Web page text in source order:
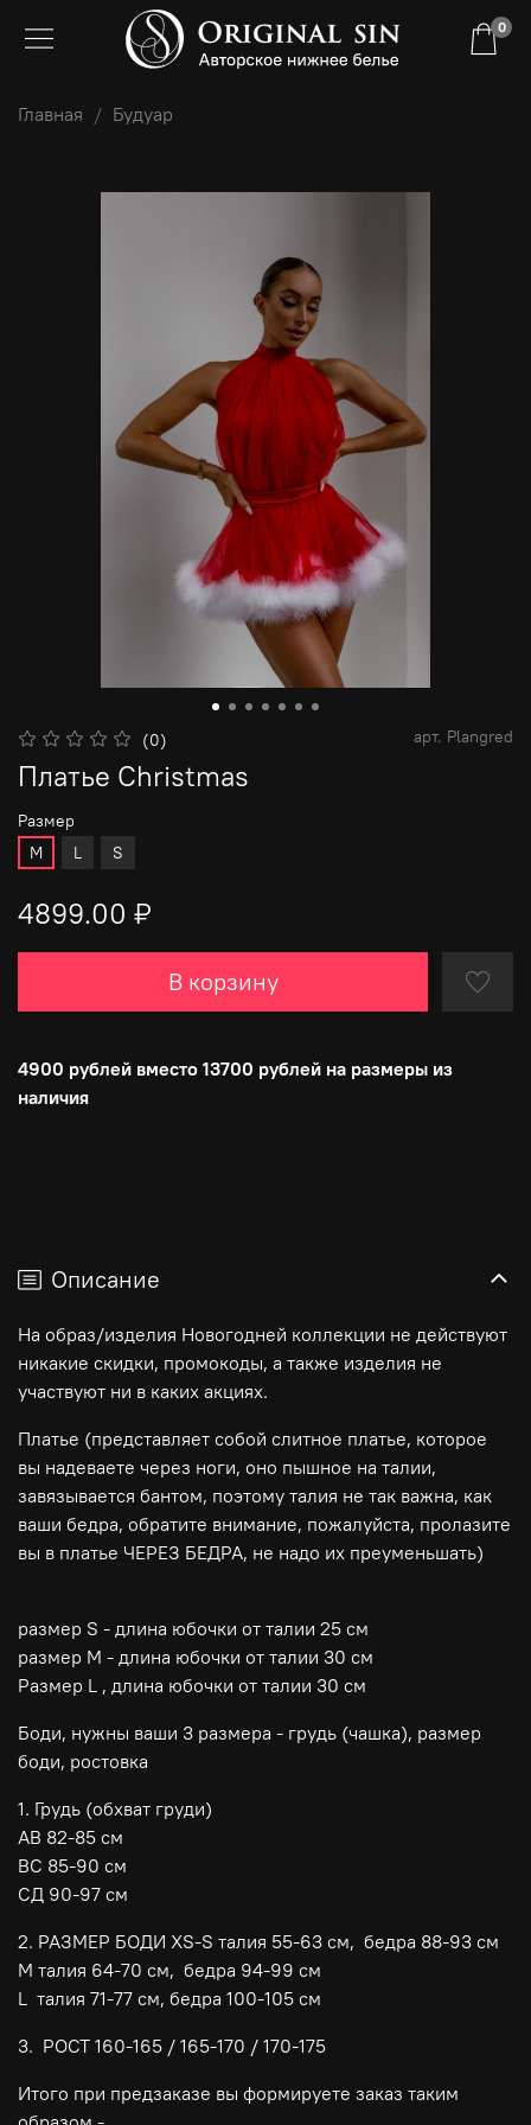
0
Главная Будуар
(0) арт. Plangred
Платье Christmas
Размер
M
L S
4899.00 ₽
В корзину
4900 рублей вместо 13700 рублей на размеры из
наличия
Описание
На образ/изделия Новогодней коллекции не действуют
никакие скидки, промокоды, а также изделия не
участвуют ни в каких акциях.
Платье (представляет собой слитное платье, которое
вы надеваете через ноги, оно пышное на талии,
завязывается бантом, поэтому талия не так важна, как
ваши бедра, обратите внимание, пожалуйста, пролазите
вы в платье ЧЕРЕЗ БЕДРА, не надо их преуменьшать)
размер S - длина юбочки от талии 25 см
размер М - длина юбочки от талии 30 см
Размер L , длина юбочки от талии 30 см
Боди, нужны ваши 3 размера - грудь (чашка), размер
боди, ростовка
1. Грудь (обхват груди)
АВ 82-85 см
ВС 85-90 см
СД 90-97 см
2. РАЗМЕР БОДИ XS-S талия 55-63 см, бедра 88-93 см
M талия 64-70 см, бедра 94-99 см
L талия 71-77 см, бедра 100-105 см
3. РОСТ 160-165 / 165-170 / 170-175
Итого при предзаказе вы формируете заказ таким